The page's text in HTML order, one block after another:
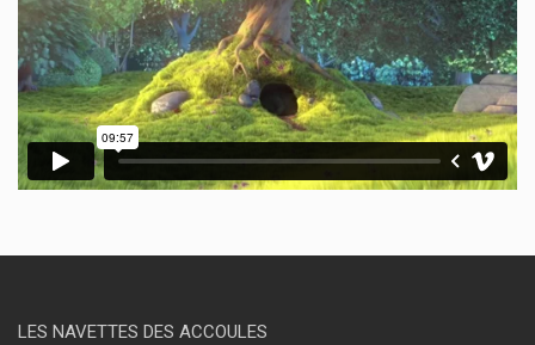
LES NAVETTES DES ACCOULES